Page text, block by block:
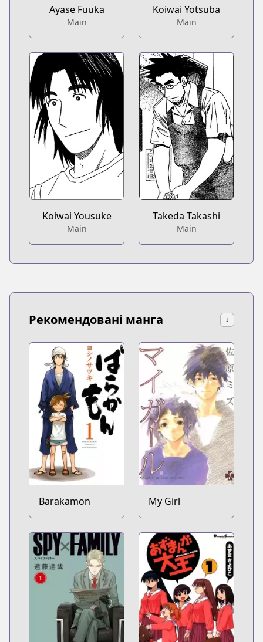
Ayase Fuuka
Main
Koiwai Yotsuba
Main
Koiwai Yousuke
Main
Takeda Takashi
Main
Рекомендовані манга ↓
Barakamon My Girl